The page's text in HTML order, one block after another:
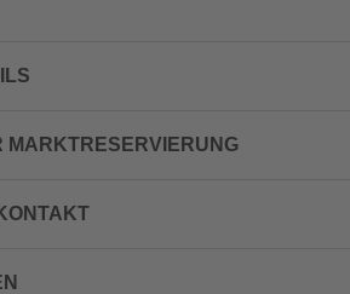
MARKTRESERVIERUNG